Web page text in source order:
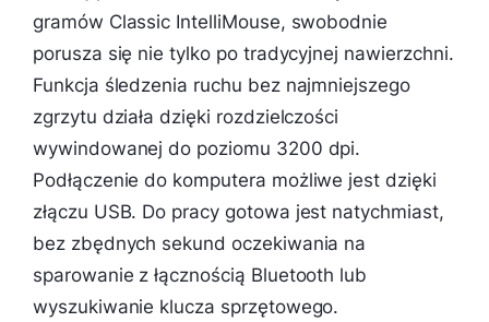
gramów Classic IntelliMouse, swobodnie
porusza się nie tylko po tradycyjnej nawierzchni.
Funkcja śledzenia ruchu bez najmniejszego
zgrzytu działa dzięki rozdzielczości
wywindowanej do poziomu 3200 dpi.
Podłączenie do komputera możliwe jest dzięki
złączu USB. Do pracy gotowa jest natychmiast,
bez zbędnych sekund oczekiwania na
sparowanie z łącznością Bluetooth lub
wyszukiwanie klucza sprzętowego.